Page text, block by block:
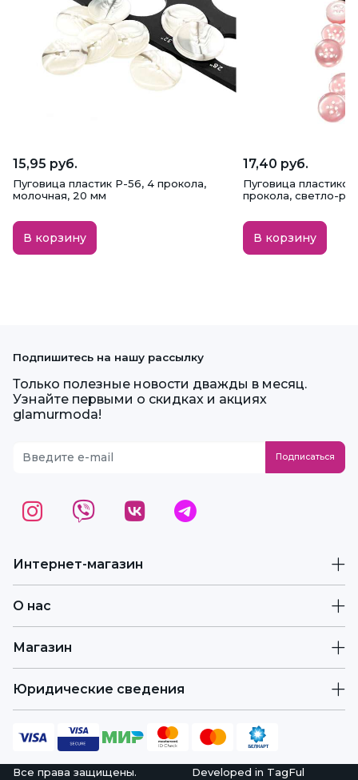
15,95 руб.
Пуговица пластик P-56, 4 прокола,
молочная, 20 мм
В корзину
17,40 руб.
Пуговица
прокола, светло-
В корзину
Интернет-магазин
О нас
Магазин
Юридические сведения
Подпишитесь на нашу рассылку
Только полезные новости дважды в месяц.
Узнайте первыми о скидках и акциях
glamurmoda!
Все права защищены. Developed in TagFul